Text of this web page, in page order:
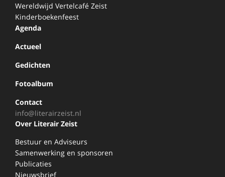
Wereldwijd Vertelcafé Zeist
Kinderboekenfeest
Agenda
Actueel
Gedichten
Fotoalbum
Contact
info@literairzeist.nl
Over Literair Zeist
Bestuur en Adviseurs
Samenwerking en sponsoren
Publicaties
Nieuwsbrief